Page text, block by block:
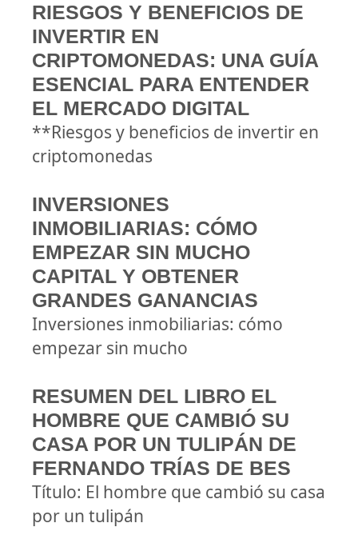
RIESGOS Y BENEFICIOS DE
INVERTIR EN
CRIPTOMONEDAS: UNA GUÍA
ESENCIAL PARA ENTENDER
EL MERCADO DIGITAL
**Riesgos y beneficios de invertir en
criptomonedas
INVERSIONES
INMOBILIARIAS: CÓMO
EMPEZAR SIN MUCHO
CAPITAL Y OBTENER
GRANDES GANANCIAS
Inversiones inmobiliarias: cómo
empezar sin mucho
RESUMEN DEL LIBRO EL
HOMBRE QUE CAMBIÓ SU
CASA POR UN TULIPÁN DE
FERNANDO TRÍAS DE BES
Título: El hombre que cambió su casa
por un tulipán